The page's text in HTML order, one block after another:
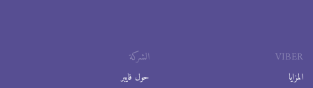
VIBER
المزايا
الشركة
حول فايبر